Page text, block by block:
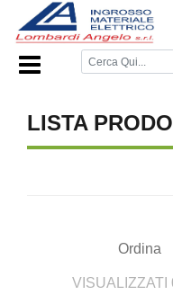
Home Page//
LISTA
Ordina
VISUALIZZATI